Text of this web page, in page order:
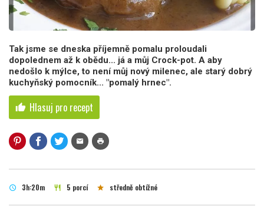
Tak jsme se dneska příjemně pomalu proloudali
dopolednem až k obědu... já a můj Crock-pot. A aby
nedošlo k mýlce, to není můj nový milenec, ale starý dobrý
kuchyňský pomocník... "pomalý hrnec".
thumb_up Hlasuj pro recept
mail print
schedule 3h:20m restaurant 5 porcí star středně obtížné